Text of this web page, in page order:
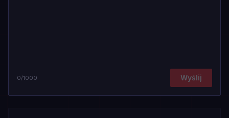
0/1000 Wyślij